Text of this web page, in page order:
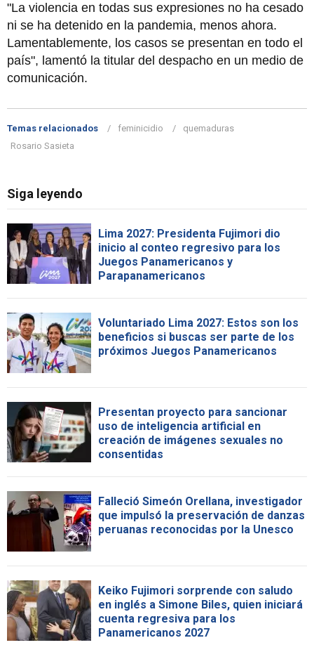
"La violencia en todas sus expresiones no ha cesado
ni se ha detenido en la pandemia, menos ahora.
Lamentablemente, los casos se presentan en todo el
país", lamentó la titular del despacho en un medio de
comunicación.
Temas relacionados feminicidio
quemaduras
Rosario Sasieta
Siga leyendo
Lima 2027: Presidenta Fujimori dio
inicio al conteo regresivo para los
Juegos Panamericanos y
Parapanamericanos
Voluntariado Lima 2027: Estos son los
beneficios si buscas ser parte de los
próximos Juegos Panamericanos
Presentan proyecto para sancionar
uso de inteligencia artificial en
creación de imágenes sexuales no
consentidas
Falleció Simeón Orellana, investigador
que impulsó la preservación de danzas
peruanas reconocidas por la Unesco
Keiko Fujimori sorprende con saludo
en inglés a Simone Biles, quien iniciará
cuenta regresiva para los
Panamericanos 2027